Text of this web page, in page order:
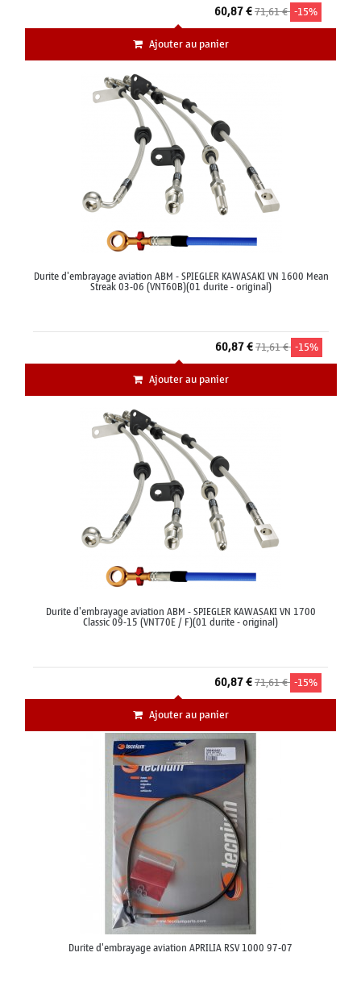
60,87 €71,61 € -15%
Ajouter au panier
Durite d'embrayage aviation ABM - SPIEGLER KAWASAKI VN 1600 Mean
Streak 03-06 (VNT60B)(01 durite - original)
60,87 €71,61 € -15%
Ajouter au panier
Durite d'embrayage aviation ABM - SPIEGLER KAWASAKI VN 1700
Classic 09-15 (VNT70E / F)(01 durite - original)
60,87 €71,61 € -15%
Ajouter au panier
Durite d'embrayage aviation APRILIA RSV 1000 97-07